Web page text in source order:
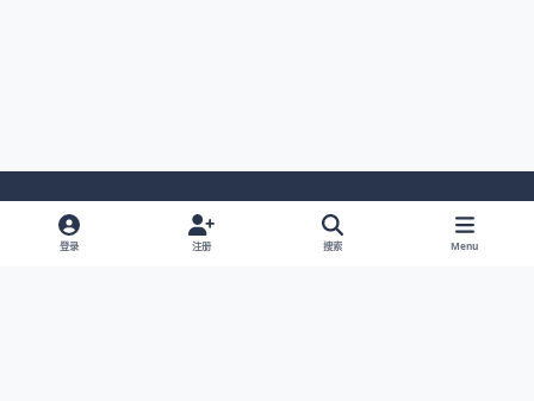
Light ModeDark ModeSystem Preference
登录 注册 搜索 Menu